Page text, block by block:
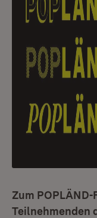
Zum
Teilnehmenden